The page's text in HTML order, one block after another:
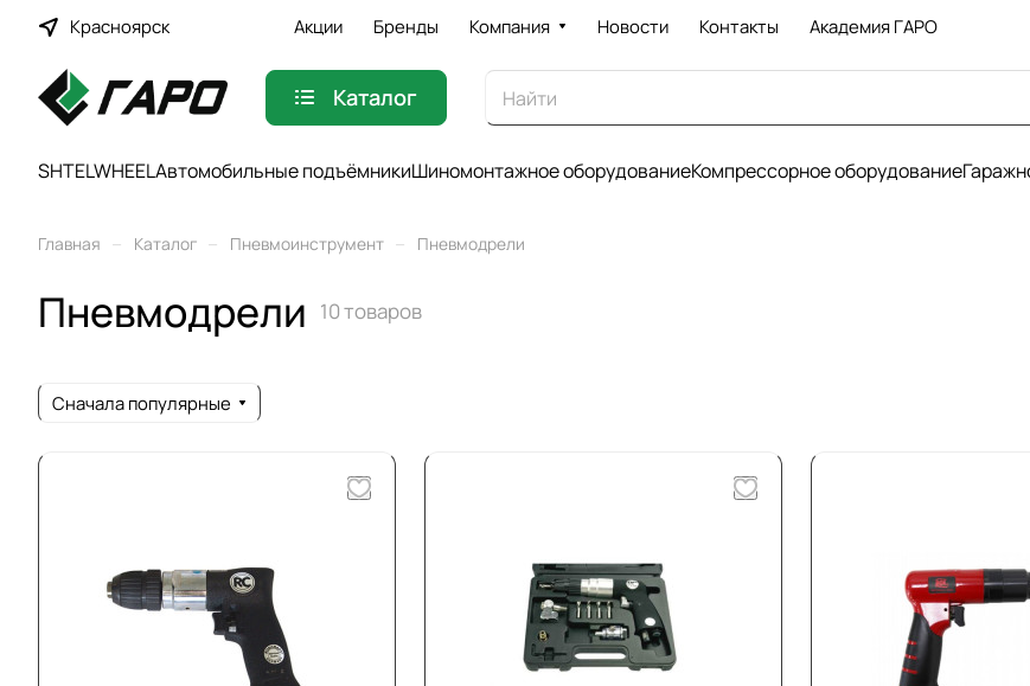
Красноярск Акции Бренды Компания Новости Контакты Академия ГАРО
Каталог
SHTELWHEELАвтомобильные подъёмникиШиномонтажное оборудованиеКомпрессорное оборудование
Главная – Каталог – Пневмоинструмент – Пневмодрели
Пневмодрели 10 товаров
Сначала популярные